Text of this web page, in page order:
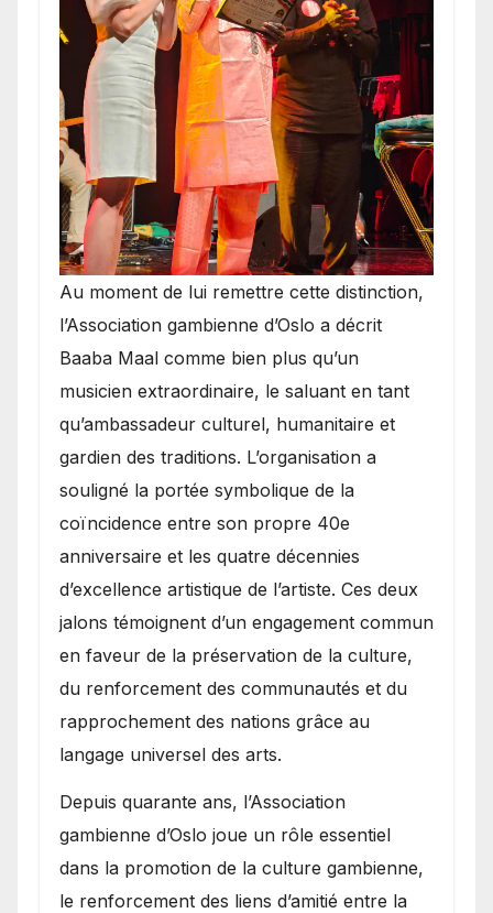
​Au moment de lui remettre cette distinction,
l’Association gambienne d’Oslo a décrit
Baaba Maal comme bien plus qu’un
musicien extraordinaire, le saluant en tant
qu’ambassadeur culturel, humanitaire et
gardien des traditions. L’organisation a
souligné la portée symbolique de la
coïncidence entre son propre 40e
anniversaire et les quatre décennies
d’excellence artistique de l’artiste. Ces deux
jalons témoignent d’un engagement commun
en faveur de la préservation de la culture,
du renforcement des communautés et du
rapprochement des nations grâce au
langage universel des arts.
​Depuis quarante ans, l’Association
gambienne d’Oslo joue un rôle essentiel
dans la promotion de la culture gambienne,
le renforcement des liens d’amitié entre la